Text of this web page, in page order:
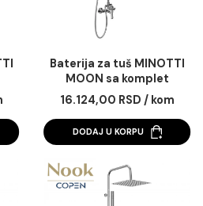
Baterija za tuš
MOON sa
usponskim tušem.
DODAJ U KORPU